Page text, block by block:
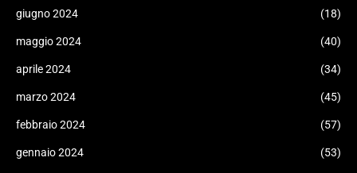
giugno 2024 (18)
maggio 2024 (40)
aprile 2024 (34)
marzo 2024 (45)
febbraio 2024 (57)
gennaio 2024 (53)